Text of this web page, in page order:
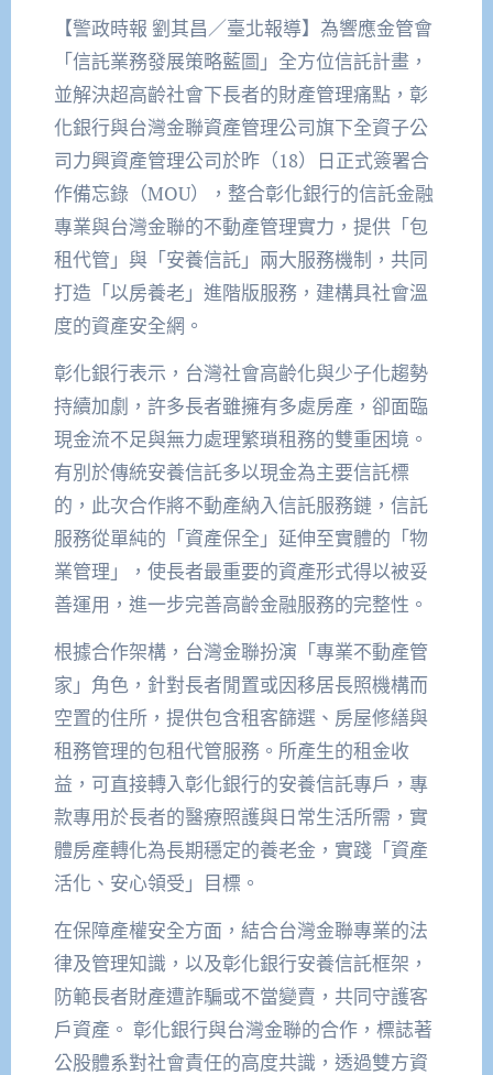
【警政時報 劉其昌／臺北報導】為響應金管會
「信託業務發展策略藍圖」全方位信託計畫，
並解決超高齡社會下長者的財產管理痛點，彰
化銀行與台灣金聯資產管理公司旗下全資子公
司力興資產管理公司於昨（18）日正式簽署合
作備忘錄（MOU），整合彰化銀行的信託金融
專業與台灣金聯的不動產管理實力，提供「包
租代管」與「安養信託」兩大服務機制，共同
打造「以房養老」進階版服務，建構具社會溫
度的資產安全網。
彰化銀行表示，台灣社會高齡化與少子化趨勢
持續加劇，許多長者雖擁有多處房產，卻面臨
現金流不足與無力處理繁瑣租務的雙重困境。
有別於傳統安養信託多以現金為主要信託標
的，此次合作將不動產納入信託服務鏈，信託
服務從單純的「資產保全」延伸至實體的「物
業管理」，使長者最重要的資產形式得以被妥
善運用，進一步完善高齡金融服務的完整性。
根據合作架構，台灣金聯扮演「專業不動產管
家」角色，針對長者閒置或因移居長照機構而
空置的住所，提供包含租客篩選、房屋修繕與
租務管理的包租代管服務。所產生的租金收
益，可直接轉入彰化銀行的安養信託專戶，專
款專用於長者的醫療照護與日常生活所需，實
體房產轉化為長期穩定的養老金，實踐「資產
活化、安心領受」目標。
在保障產權安全方面，結合台灣金聯專業的法
律及管理知識，以及彰化銀行安養信託框架，
防範長者財產遭詐騙或不當變賣，共同守護客
戶資產。 彰化銀行與台灣金聯的合作，標誌著
公股體系對社會責任的高度共識，透過雙方資